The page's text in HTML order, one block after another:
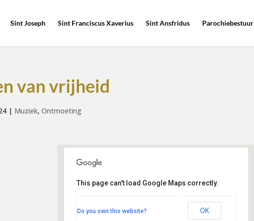
Sint Joseph Sint Franciscus Xaverius Sint Ansfridus Parochiebestuur
van vrijheid
| Muziek,Ontmoeting
Geloofsgemeenschap Sint
Kerklaan 22 - Hoogland
This page can't load Google Maps correctly.
Do you own this website? OK